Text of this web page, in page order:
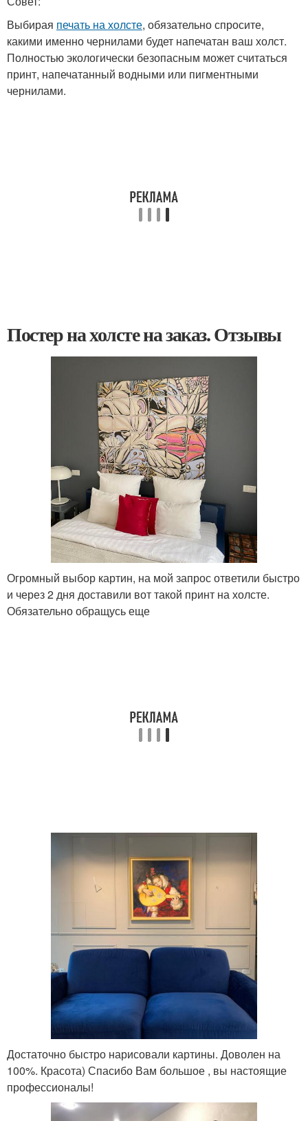
Выбирая печать на холсте, обязательно спросите,
какими именно чернилами будет напечатан ваш холст.
Полностью экологически безопасным может считаться
принт, напечатанный водными или пигментными
чернилами.
Постер на холсте на заказ. Отзывы
Огромный выбор картин, на мой запрос ответили быстро
и через 2 дня доставили вот такой принт на холсте.
Обязательно обращусь еще
Достаточно быстро нарисовали картины. Доволен на
100%. Красота) Спасибо Вам большое , вы настоящие
профессионалы!